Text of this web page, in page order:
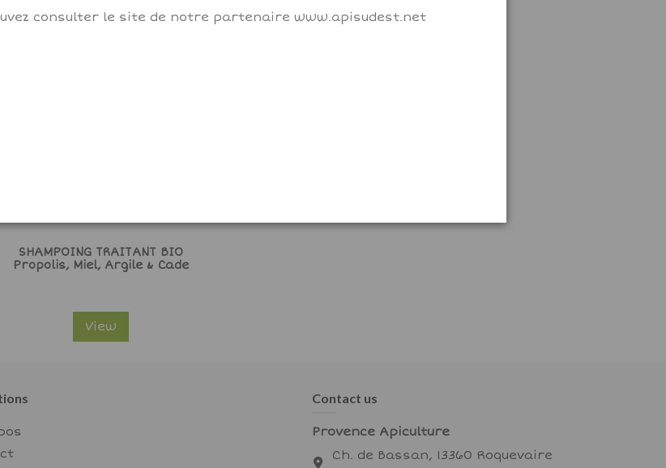
SHAMPOING TRAITANT BIO
Propolis, Miel, Argile & Cade
View
Contact us
Provence Apiculture
Ch. de Bassan, 13360 Roquevaire
consulter le site de notre partenaire www.apisudest.net